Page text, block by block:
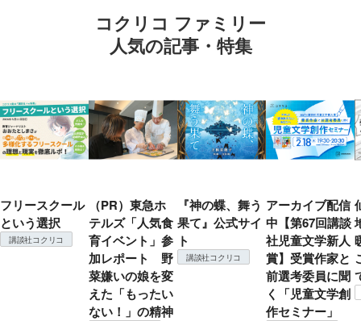
コクリコ ファミリー
人気の記事・特集
フリースクール
という選択
講談社コクリコ
（PR）東急ホ
テルズ「人気食
育イベント」参
加レポート 野
菜嫌いの娘を変
えた「もったい
ない！」の精神
『神の蝶、舞う
果て』公式サイ
ト
講談社コクリコ
アーカイブ配信
中【第67回講談
社児童文学新人
賞】受賞作家と
前選考委員に聞
く「児童文学創
作セミナー」